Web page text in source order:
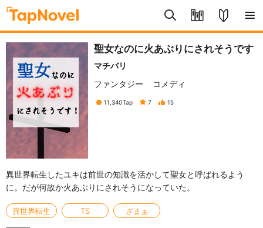
聖女なのに火あぶりにされそうです
マチバリ
ファンタジー
コメディ
11,340Tap 7 15
異世界転生したユキは前世の知識を活かして聖女と呼ばれるよう
に。だが何故か火あぶりにされそうになっていた。
異世界転生 TS ざまぁ